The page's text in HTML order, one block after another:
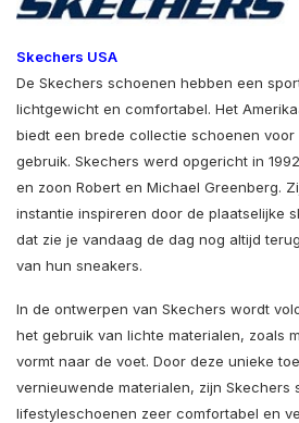
Skechers USA
De Skechers schoenen hebben een
lichtgewicht en comfortabel. Het
biedt een brede collectie schoenen
gebruik. Skechers werd opgericht in
en zoon Robert en Michael Greenberg.
instantie inspireren door de plaatselijke
dat zie je vandaag de dag nog altijd
van hun sneakers.
In de ontwerpen van Skechers wordt
het gebruik van lichte materialen, zoals
vormt naar de voet. Door deze unieke
vernieuwende materialen, zijn Skechers
lifestyleschoenen zeer comfortabel en